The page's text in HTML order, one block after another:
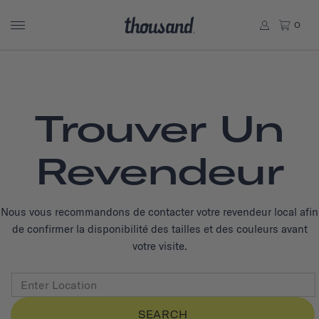
0
Trouver Un
Revendeur
Nous vous recommandons de contacter votre revendeur local afin
de confirmer la disponibilité des tailles et des couleurs avant
votre visite.
SEARCH